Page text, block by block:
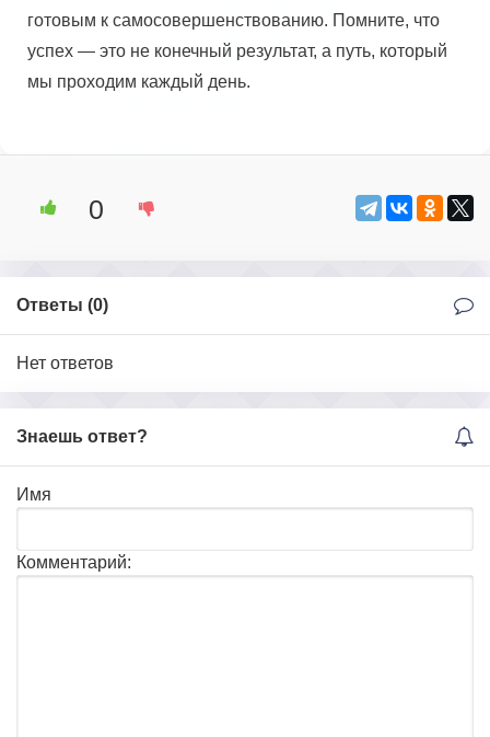
готовым к самосовершенствованию. Помните, что
успех — это не конечный результат, а путь, который
мы проходим каждый день.
0
Ответы (0)
Нет ответов
Знаешь ответ?
Имя
Комментарий: